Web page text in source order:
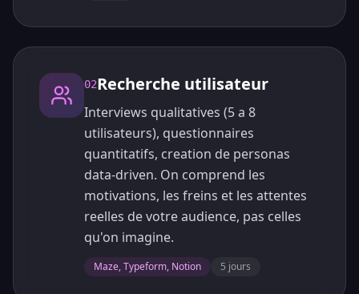
02Recherche utilisateur
Interviews qualitatives (5 a 8
utilisateurs), questionnaires
quantitatifs, creation de personas
data-driven. On comprend les
motivations, les freins et les attentes
reelles de votre audience, pas celles
qu'on imagine.
Maze, Typeform, Notion 5 jours